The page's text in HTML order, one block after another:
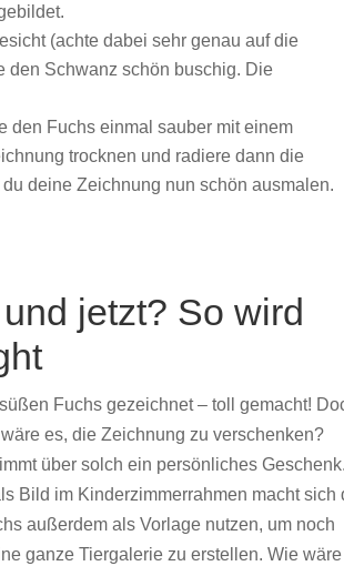
(achte dabei sehr genau auf die
den Schwanz schön buschig. Die
den Fuchs einmal sauber mit einem
trocknen und radiere dann die
deine Zeichnung nun schön ausmalen.
und jetzt? So wird
süßen Fuchs gezeichnet – toll gemacht!
wäre es, die Zeichnung zu verschenken?
über solch ein persönliches Geschenk.
Bild im Kinderzimmerrahmen machtsich
außerdem als Vorlage nutzen, um noch
ganze Tiergalerie zu erstellen. Wie